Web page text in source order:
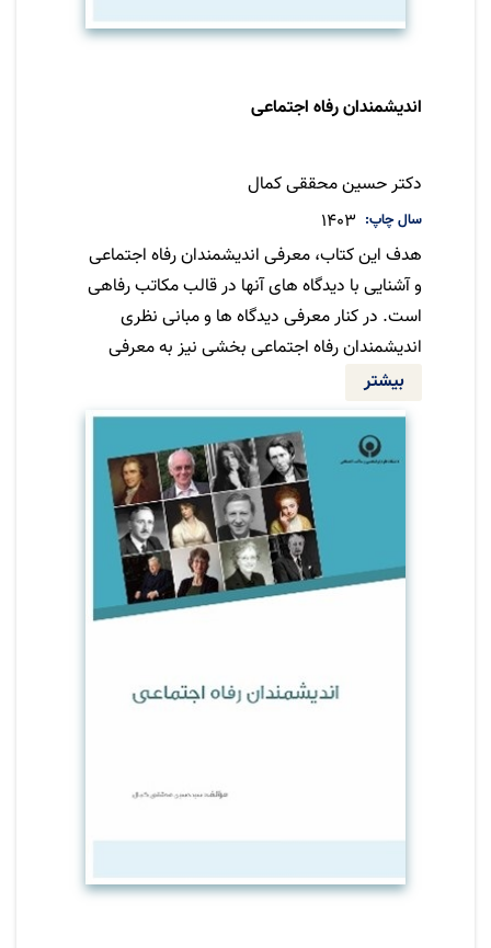
اندیشمندان رفاه اجتماعی
دکتر حسین محققی کمال
سال چاپ
1403
هدف این کتاب، معرفی اندیشمندان رفاه اجتماعی
و آشنایی با دیدگاه های آنها در قالب مکاتب رفاهی
است. در کنار معرفی دیدگاه ها و مبانی نظری
اندیشمندان رفاه اجتماعی بخشی نیز به معرفی
زندگی نامه و آثار آنها اختصاص یافته است. در
ابتدای هر فصل نیز مقدمه مختصری برای معرفی
آن مکتب در نظر گرفته شده است. این مقدمه
عمدتاٌ بر ارزش های اجتماعی و نقش دولت در
تامین رفاه شهروندان تمرکز دارد. ارائه فصول کتاب
ترتیب تاریخی دارد و ابتدا ایدئولوژی های متقدم و
سپس ایدئولوژی ها متاخر معرفی می شوند.
بیشتر